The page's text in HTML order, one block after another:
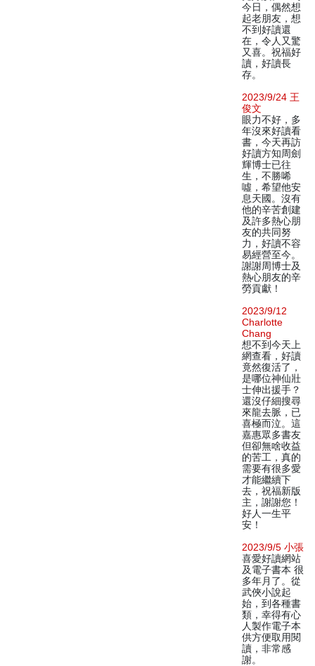
今日，偶然想
起老朋友，想
不到好讀還
在，令人又驚
又喜。祝福好
讀，好讀長
存。
2023/9/24 王
俊文
眼力不好，多
年沒來好讀看
書，今天再訪
好讀方知周劍
輝博士已往
生，不勝唏
噓，希望他安
息天國。沒有
他的辛苦創建
及許多熱心朋
友的共同努
力，好讀不容
易經營至今。
謝謝周博士及
熱心朋友的辛
勞貢獻！
2023/9/12
Charlotte
Chang
想不到今天上
網查看，好讀
竟然復活了，
是哪位神仙壯
士伸出援手？
還沒仔細搜尋
來龍去脈，已
喜極而泣。這
嘉惠眾多書友
但卻無啥收益
的苦工，真的
需要有很多愛
才能繼續下
去，祝福新版
主，謝謝您！
好人一生平
安！
2023/9/5 小張
喜愛好讀網站
及電子書本 很
多年月了。從
武俠小說起
始，到各種書
類，幸得有心
人製作電子本
供方便取用閱
讀，非常感
謝。